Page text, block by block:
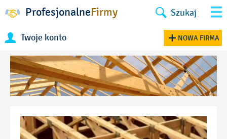
ProfesjonalneFirmy Szukaj
Twoje konto NOWA FIRMA